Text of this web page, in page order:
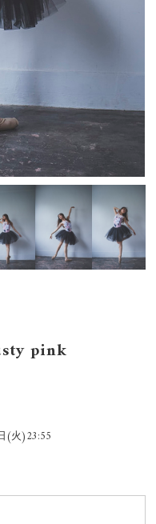
pink
(火)23:55